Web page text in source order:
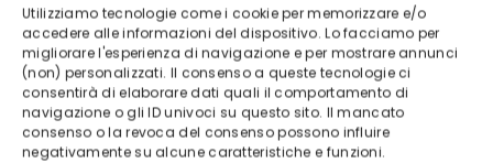
Utilizziamo tecnologie come i cookie per memorizzare e/o
accedere alle informazioni del dispositivo. Lo facciamo per
migliorare l'esperienza di navigazione e per mostrare annunci
(non) personalizzati. Il consenso a queste tecnologie ci
consentirà di elaborare dati quali il comportamento di
navigazione o gli ID univoci su questo sito. Il mancato
consenso o la revoca del consenso possono influire
negativamente su alcune caratteristiche e funzioni.
Regolamentazione Trading